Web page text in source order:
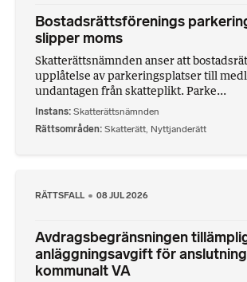
Bostadsrättsförenings
slipper moms
Skatterättsnämnden anser att
upplåtelse av parkeringsplatser till
undantagen från skatteplikt. Parke...
Instans Skatterättsnämnden
Rättsområden Skatterätt, Nyttjanderätt
RÄTTSFALL 08 JUL 2026
Avdragsbegränsningen
anläggningsavgift för
kommunalt VA